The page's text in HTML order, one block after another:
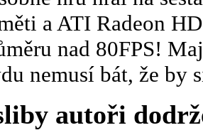
a ATI Radeon
nad 80FPS!
nemusí bát, že by
autoři